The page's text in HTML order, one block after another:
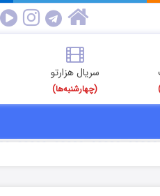
سریال هزارتو
(چهارشنبه‌ها)